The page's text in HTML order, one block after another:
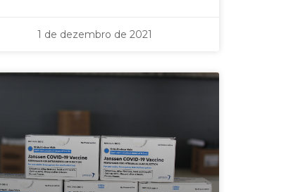
1 de dezembro de 2021